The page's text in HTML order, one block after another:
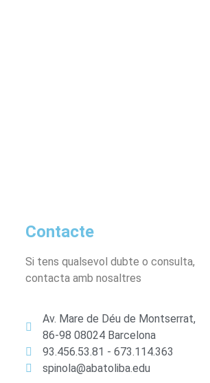
Contacte
Si tens qualsevol dubte o consulta,
contacta amb nosaltres
Av. Mare de Déu de Montserrat,
86-98 08024 Barcelona
93.456.53.81 - 673.114.363
spinola@abatoliba.edu